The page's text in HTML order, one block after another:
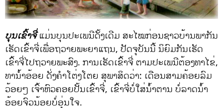
ບຸນເຂົ້າຈີ່ແມ່ນບຸນປະເພນີດັ້ງເດີມ ສະໄໝກ່ອນຊາວບ້ານພາກັນ
ເຮັດເຂົ້າຈີ່ເພື່ອຖວາຍພະຍາແຖນ, ປັດຈຸບັນນີ້ ນິຍົມກັນເຮັດ
ເຂົ້າຈີ່ໄປຖວາຍພະສົງ. ການເຮັດເຂົ້າຈີ່ ຕາມປະເພນີຕ້ອງທາໄຂ່,
ທານ້ຳອ້ອຍ ດັ່ງຄຳໂຕ່ງໂຕຍ ສຸພາສິດວ່າ: ເດືອນສາມຄ້ອຍລົມ
ວ້ອຍໆ ເຈົ້າຫົວຄອຍປັ້ນເຂົ້າຈີ່, ເຂົ້າຈີ່ບໍ່ໃສ່ນ້ຳຕານ ບໍ່ລາດນ້ຳ
ອ້ອຍຈົວນ້ອຍບໍ່ອຸ່ນໃຈ.